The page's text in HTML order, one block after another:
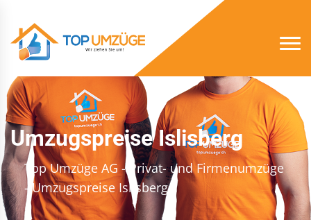
Umzugspreise Islisberg
Top Umzüge AG - Privat- und Firmenumzüge
- Umzugspreise Islisberg